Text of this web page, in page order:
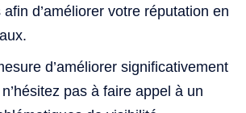
d’améliorer votre réputation en
d’améliorer significativement
pas à faire appel à un